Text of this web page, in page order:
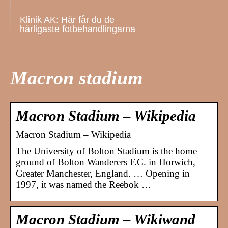
Klinik AK: Här får du de
härligaste fotbehandlingarna
Macron stadium
Macron Stadium – Wikipedia
Macron Stadium – Wikipedia
The University of Bolton Stadium is the home
ground of Bolton Wanderers F.C. in Horwich,
Greater Manchester, England. … Opening in
1997, it was named the Reebok …
Macron Stadium – Wikiwand